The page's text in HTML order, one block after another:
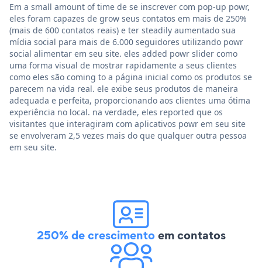
Em a small amount of time de se inscrever com pop-up powr,
eles foram capazes de grow seus contatos em mais de 250%
(mais de 600 contatos reais) e ter steadily aumentado sua
mídia social para mais de 6.000 seguidores utilizando powr
social alimentar em seu site. eles added powr slider como
uma forma visual de mostrar rapidamente a seus clientes
como eles são coming to a página inicial como os produtos se
parecem na vida real. ele exibe seus produtos de maneira
adequada e perfeita, proporcionando aos clientes uma ótima
experiência no local. na verdade, eles reported que os
visitantes que interagiram com aplicativos powr em seu site
se envolveram 2,5 vezes mais do que qualquer outra pessoa
em seu site.
250% de crescimentoem contatos